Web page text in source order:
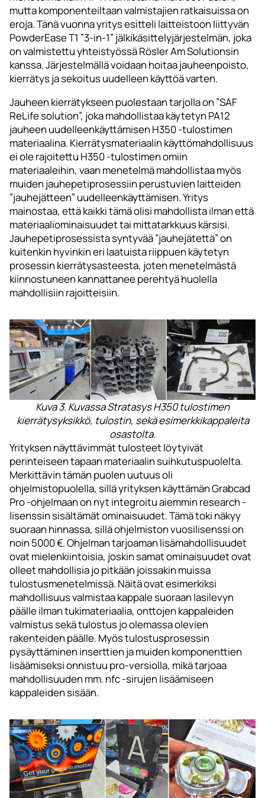
mutta komponenteiltaan valmistajien ratkaisuissa on
eroja. Tänä vuonna yritys esitteli laitteistoon liittyvän
PowderEase T1 ”3-in-1” jälkikäsittelyjärjestelmän, joka
on valmistettu yhteistyössä Rösler Am Solutionsin
kanssa. Järjestelmällä voidaan hoitaa jauheenpoisto,
kierrätys ja sekoitus uudelleen käyttöä varten.
Jauheen kierrätykseen puolestaan tarjolla on ”SAF
ReLife solution”, joka mahdollistaa käytetyn PA12
jauheen uudelleenkäyttämisen H350 -tulostimen
materiaalina. Kierrätysmateriaalin käyttömahdollisuus
ei ole rajoitettu H350 -tulostimen omiin
materiaaleihin, vaan menetelmä mahdollistaa myös
muiden jauhepetiprosessiin perustuvien laitteiden
”jauhejätteen” uudelleenkäyttämisen. Yritys
mainostaa, että kaikki tämä olisi mahdollista ilman että
materiaaliominaisuudet tai mittatarkkuus kärsisi.
Jauhepetiprosessista syntyvää ”jauhejätettä” on
kuitenkin hyvinkin eri laatuista riippuen käytetyn
prosessin kierrätysasteesta, joten menetelmästä
kiinnostuneen kannattanee perehtyä huolella
mahdollisiin rajoitteisiin.
Kuva 3. Kuvassa Stratasys H350 tulostimen
kierrätysyksikkö, tulostin, sekä esimerkkikappaleita
osastolta.
Yrityksen näyttävimmät tulosteet löytyivät
perinteiseen tapaan materiaalin suihkutuspuolelta.
Merkittävin tämän puolen uutuus oli
ohjelmistopuolella, sillä yrityksen käyttämän Grabcad
Pro -ohjelmaan on nyt integroitu aiemmin research -
lisenssin sisältämät ominaisuudet. Tämä toki näkyy
suoraan hinnassa, sillä ohjelmiston vuosilisenssi on
noin 5000 €. Ohjelman tarjoaman lisämahdollisuudet
ovat mielenkiintoisia, joskin samat ominaisuudet ovat
olleet mahdollisia jo pitkään joissakin muissa
tulostusmenetelmissä. Näitä ovat esimerkiksi
mahdollisuus valmistaa kappale suoraan lasilevyn
päälle ilman tukimateriaalia, onttojen kappaleiden
valmistus sekä tulostus jo olemassa olevien
rakenteiden päälle. Myös tulostusprosessin
pysäyttäminen inserttien ja muiden komponenttien
lisäämiseksi onnistuu pro-versiolla, mikä tarjoaa
mahdollisuuden mm. nfc -sirujen lisäämiseen
kappaleiden sisään.